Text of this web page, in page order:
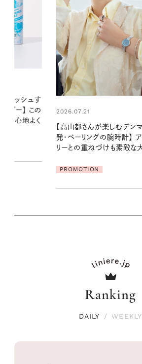
2026.06.01
える夜の爽やかご褒美ケア
PROMOTION
Ranking
DAILY / WEEKLY